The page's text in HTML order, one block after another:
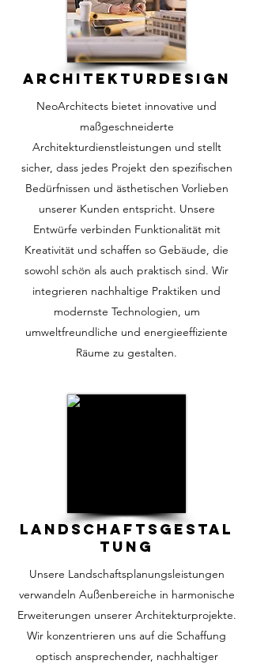
ARCHITEKTURDESIGN
NeoArchitects bietet innovative und
maßgeschneiderte
Architekturdienstleistungen und stellt
sicher, dass jedes Projekt den spezifischen
Bedürfnissen und ästhetischen Vorlieben
unserer Kunden entspricht. Unsere
Entwürfe verbinden Funktionalität mit
Kreativität und schaffen so Gebäude, die
sowohl schön als auch praktisch sind. Wir
integrieren nachhaltige Praktiken und
modernste Technologien, um
umweltfreundliche und energieeffiziente
Räume zu gestalten.
LANDSCHAFTSGESTAL
TUNG
Unsere Landschaftsplanungsleistungen
verwandeln Außenbereiche in harmonische
Erweiterungen unserer Architekturprojekte.
Wir konzentrieren uns auf die Schaffung
optisch ansprechender, nachhaltiger